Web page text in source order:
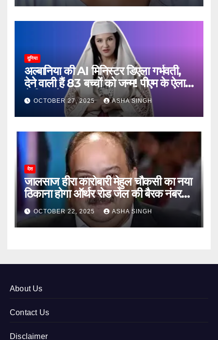
दुनिया
अल्बानिया की AI मिनिस्‍टर डिएला गर्भवती,
देने वाली हैं 83 बच्चों को जन्‍म! पीएम के ऐलान
ने किया हैरान
OCTOBER 27, 2025 ASHA SINGH
देश
जालसाज हीरा कारोबारी मेहुल चौकसी का नया
ठिकाना होगा ऑर्थर रोड जेल की बैरक नंबर
12OCTOBER 22, 2025 ASHA SINGH
About Us
Contact Us
Disclaimer